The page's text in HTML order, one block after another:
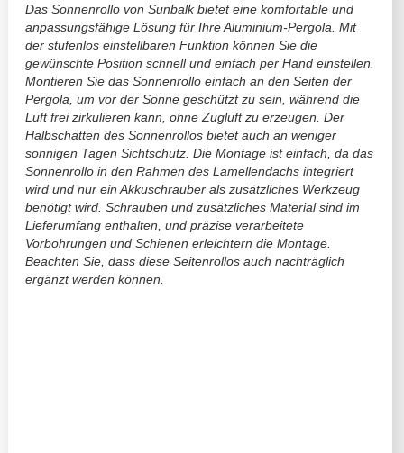
Das Sonnenrollo von Sunbalk bietet eine komfortable und
anpassungsfähige Lösung für Ihre Aluminium-Pergola. Mit
der stufenlos einstellbaren Funktion können Sie die
gewünschte Position schnell und einfach per Hand einstellen.
Montieren Sie das Sonnenrollo einfach an den Seiten der
Pergola, um vor der Sonne geschützt zu sein, während die
Luft frei zirkulieren kann, ohne Zugluft zu erzeugen. Der
Halbschatten des Sonnenrollos bietet auch an weniger
sonnigen Tagen Sichtschutz. Die Montage ist einfach, da das
Sonnenrollo in den Rahmen des Lamellendachs integriert
wird und nur ein Akkuschrauber als zusätzliches Werkzeug
benötigt wird. Schrauben und zusätzliches Material sind im
Lieferumfang enthalten, und präzise verarbeitete
Vorbohrungen und Schienen erleichtern die Montage.
Beachten Sie, dass diese Seitenrollos auch nachträglich
ergänzt werden können.